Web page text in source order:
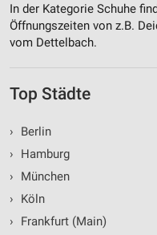
In der Kategorie Schuhe
Öffnungszeiten von z.B.
vom Dettelbach.
Top Städte
›
Berlin
›
Hamburg
›
München
›
Köln
›
Frankfurt (Main)